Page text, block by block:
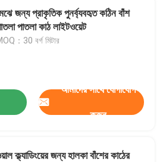
জন্য প্রাকৃতিক পুনর্ব্যবহৃত কঠিন বাঁশ
পাতলা কাঠ লাইটওয়েট
：30 বর্গ মিটার
আমাদের সাথে যোগাযোগ
করুন
ক্ল্যাডিংয়ের জন্য হালকা বাঁশের কাঠের